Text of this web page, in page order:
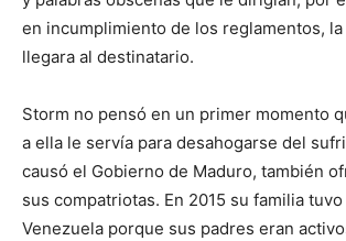
en incumplimiento de los reglamentos,
llegara al destinatario.
Storm no pensó en un primer momento
a ella le servía para desahogarse del
causó el Gobierno de Maduro, también
sus compatriotas. En 2015 su familia
Venezuela porque sus padres eran